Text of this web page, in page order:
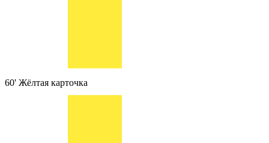
60' Жёлтая карточка